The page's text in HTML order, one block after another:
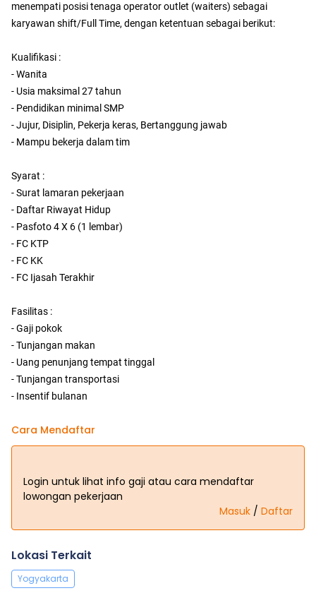
menempati posisi tenaga operator outlet (waiters) sebagai
karyawan shift/Full Time, dengan ketentuan sebagai berikut:
Kualifikasi :
- Wanita
- Usia maksimal 27 tahun
- Pendidikan minimal SMP
- Jujur, Disiplin, Pekerja keras, Bertanggung jawab
- Mampu bekerja dalam tim
Syarat :
- Surat lamaran pekerjaan
- Daftar Riwayat Hidup
- Pasfoto 4 X 6 (1 lembar)
- FC KTP
- FC KK
- FC Ijasah Terakhir
Fasilitas :
- Gaji pokok
- Tunjangan makan
- Uang penunjang tempat tinggal
- Tunjangan transportasi
- Insentif bulanan
Cara Mendaftar
Login untuk lihat info gaji atau cara mendaftar
lowongan pekerjaan
Masuk / Daftar
Lokasi Terkait
Yogyakarta